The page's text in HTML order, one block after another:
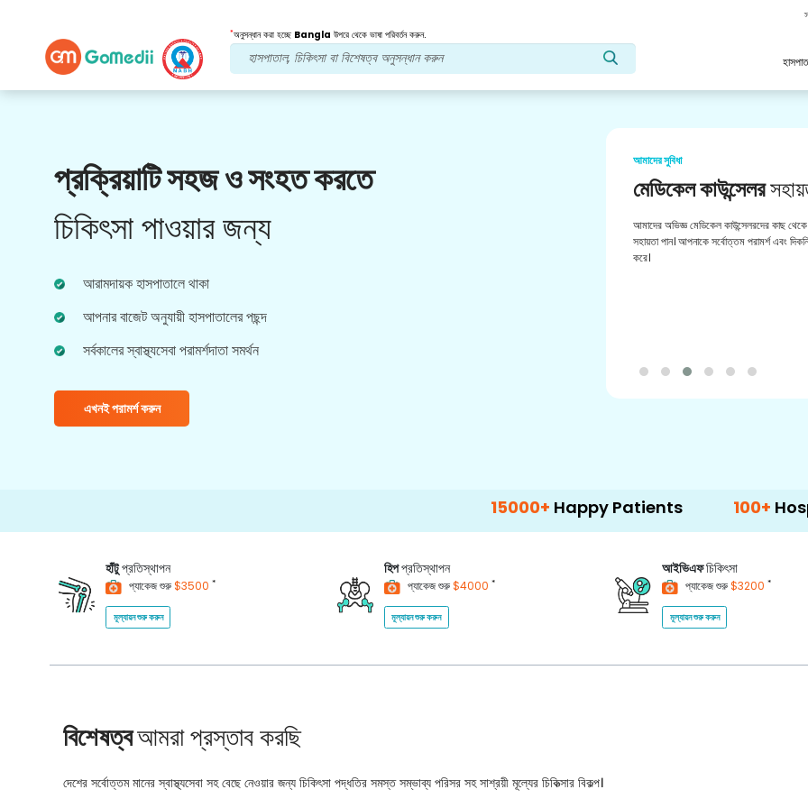
*অনুসন্ধান করা হচ্ছে Bangla উপরে থেকে ভাষা পরিবর্তন করুন.
প্রক্রিয়াটি সহজ ও সংহত করতে
চিকিৎসা পাওয়ার জন্য
আরামদায়ক হাসপাতালে থাকা
আপনার বাজেট অনুযায়ী হাসপাতালের পছন্দ
সর্বকালের স্বাস্থ্যসেবা পরামর্শদাতা সমর্থন
এখনই পরামর্শ করুন
আমাদের সুবিধা
পোস্ট চিকিত্সাঅনুসরণ যত্ন
আপনার সমস্যার সমাধান করার জন্য আমাদের দলের সাথে 24x7
চিকিৎসা এবং রোগীর সহায়তা পান। আপনার চিকিৎসার
আমাদের সুবিধা
মেডিকেল কাউন্সেলর
আমাদের অভিজ্ঞ মেডিকেল কাউন্সেলরদের কাছ থেকে
সহায়তা পান। আপনাকে সর্বোত্তম পরামর্শ এবং
করে।
Happy Patients 100+ Hospitals &
হাঁটুপ্রতিস্থাপন
প্যাকেজ শুরু$3500 *
মূল্যায়ন শুরু করুন
হিপপ্রতিস্থাপন
প্যাকেজ শুরু$4000 *
মূল্যায়ন শুরু করুন
আইভিএফচিকিৎসা
প্যাকেজ শুরু$3200 *
মূল্যায়ন শুরু করুন
বিশেষত্বআমরা প্রস্তাব করছি
দেশের সর্বোত্তম মানের স্বাস্থ্যসেবা সহ বেছে নেওয়ার জন্য চিকিৎসা পদ্ধতির সমস্ত সম্ভাব্য পরিসর সহ সাশ্রয়ী মূল্যের চিকিত্সার বিকল্প।